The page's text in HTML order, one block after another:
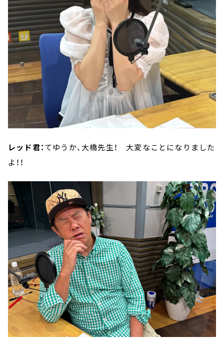
レッド君：てゆうか、大橋先生！ 大変なことになりました
よ！！